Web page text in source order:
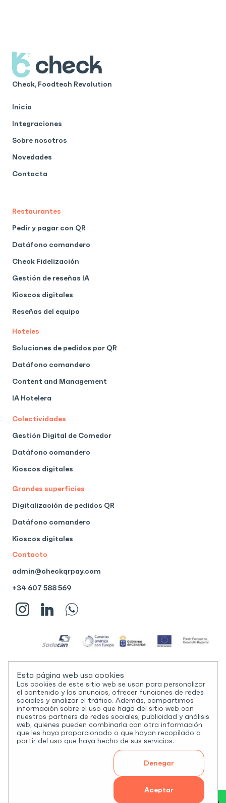
Esta página web usa cookies
Las cookies de este sitio web se usan para personalizar
el contenido y los anuncios, ofrecer funciones de redes
sociales y analizar el tráfico. Además, compartimos
información sobre el uso que haga del sitio web con
nuestros partners de redes sociales, publicidad y análisis
web, quienes pueden combinarla con otra información
que les haya proporcionado o que hayan recopilado a
partir del uso que haya hecho de sus servicios.
Denegar
Aceptar
Check, Foodtech Revolution
Inicio
Integraciones
Sobre nosotros
Novedades
Contacta
Restaurantes
Pedir y pagar con QR
Datáfono comandero
Check Fidelización
Gestión de reseñas IA
Kioscos digitales
Reseñas del equipo
Hoteles
Soluciones de pedidos por QR
Datáfono comandero
Content and Management
IA Hotelera
Colectividades
Gestión Digital de Comedor
Datáfono comandero
Kioscos digitales
Grandes superficies
Digitalización de pedidos QR
Datáfono comandero
Kioscos digitales
Contacto
admin@checkqrpay.com
+34 607 588 569
Agradecimientos
Aviso Legal
Cookies
Políticas De Privacidad
Esta empresa ha recibido un préstamo participativo de la línea de
«Creación y Desarrollo de PYMEs Innovadoras» del Fondo Canarias
Financia 1 y cuenta con una cofinanciación del Fondo Europeo de
Desarrollo Regional del 85% proveniente del Programa Operativo
FEDER de Canarias 2014-2020, contribuyendo al cumplimiento de
los objetivos del eje prioritario 1 «Potenciar la investigación, el
desarrollo tecnológico y la innovación «, Objetivo Específico 1.2.1
«Impulso y promoción de actividades de I+i lideradas por las
empresas, apoyo a la creación y consolidación de empresas